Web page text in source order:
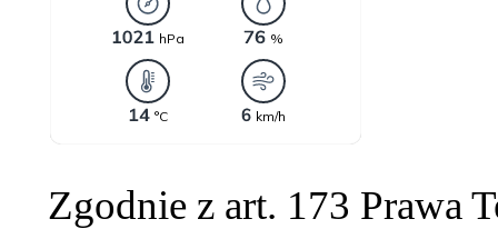
Zgodnie z art. 173 Prawa